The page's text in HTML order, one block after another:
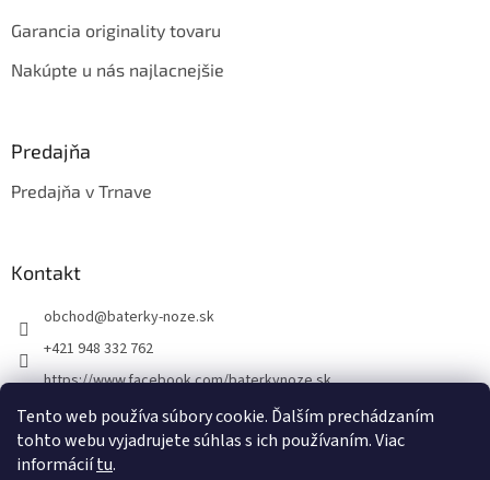
Tento web používa súbory cookie. Ďalším prechádzaním
tohto webu vyjadrujete súhlas s ich používaním. Viac
informáciítu.
Garancia originality tovaru
Nakúpte u nás najlacnejšie
Predajňa
Predajňa v Trnave
Kontakt
obchod@baterky-noze.sk
+421 948 332 762
https://www.facebook.com/baterkynoze.sk
/baterkynoze
https://www.youtube.com/@nozebaterky